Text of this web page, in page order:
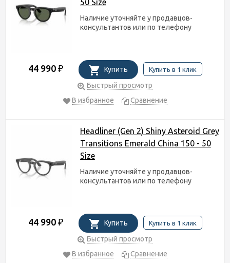
50 Size
Наличие уточняйте у продавцов-
консультантов или по телефону
44 990 ₽ Купить Купить в 1 клик
Быстрый просмотр
В избранное
Сравнение
Headliner (Gen 2) Shiny Asteroid Grey
Transitions Emerald China 150 - 50
Size
Наличие уточняйте у продавцов-
консультантов или по телефону
44 990 ₽ Купить Купить в 1 клик
Быстрый просмотр
В избранное
Сравнение